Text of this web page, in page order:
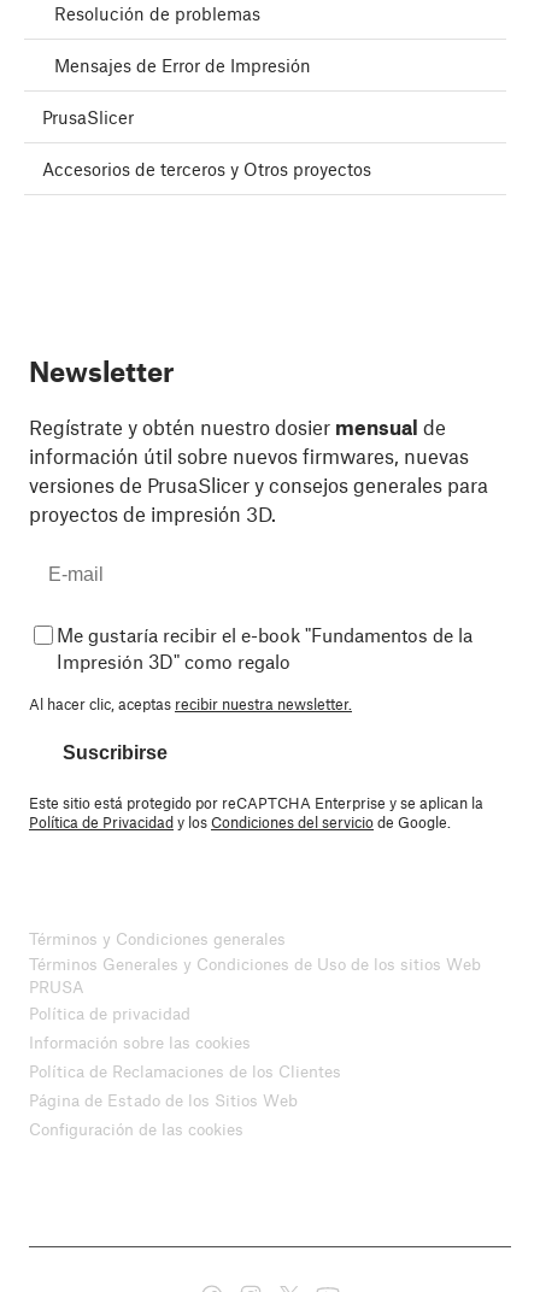
Resolución de problemas
Mensajes de Error de Impresión
PrusaSlicer
Accesorios de terceros y Otros proyectos
Newsletter
Regístrate y obtén nuestro dosier mensual de
información útil sobre nuevos firmwares, nuevas
versiones de PrusaSlicer y consejos generales para
proyectos de impresión 3D.
Me gustaría recibir el e-book "Fundamentos de la
Impresión 3D" como regalo
Al hacer clic, aceptas recibir nuestra newsletter.
Suscribirse
Este sitio está protegido por reCAPTCHA Enterprise y se aplican la
Política de Privacidady losCondiciones del serviciode Google.
Términos y Condiciones generales
Términos Generales y Condiciones de Uso de los sitios Web
PRUSA
Política de privacidad
Información sobre las cookies
Política de Reclamaciones de los Clientes
Página de Estado de los Sitios Web
Configuración de las cookies